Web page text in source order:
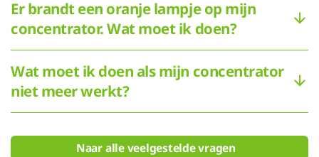
Er brandt een oranje lampje op mijn
concentrator. Wat moet ik doen?
Wat moet ik doen als mijn concentrator
niet meer werkt?
Naar alle veelgestelde vragen